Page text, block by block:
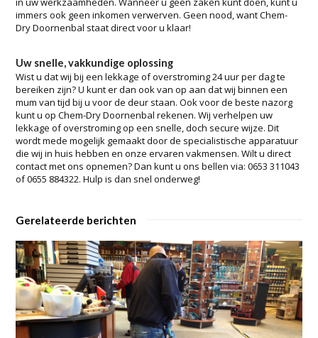
immers ook geen inkomen verwerven. Geen nood, want Chem-
Dry Doornenbal staat direct voor u klaar!
Uw snelle, vakkundige oplossing
Wist u dat wij bij een lekkage of overstroming 24 uur per dag te
bereiken zijn? U kunt er dan ook van op aan dat wij binnen een
mum van tijd bij u voor de deur staan. Ook voor de beste nazorg
kunt u op Chem-Dry Doornenbal rekenen. Wij verhelpen uw
lekkage of overstroming op een snelle, doch secure wijze. Dit
wordt mede mogelijk gemaakt door de specialistische apparatuur
die wij in huis hebben en onze ervaren vakmensen. Wilt u direct
contact met ons opnemen? Dan kunt u ons bellen via: 0653 311043
of 0655 884322. Hulp is dan snel onderweg!
Gerelateerde berichten